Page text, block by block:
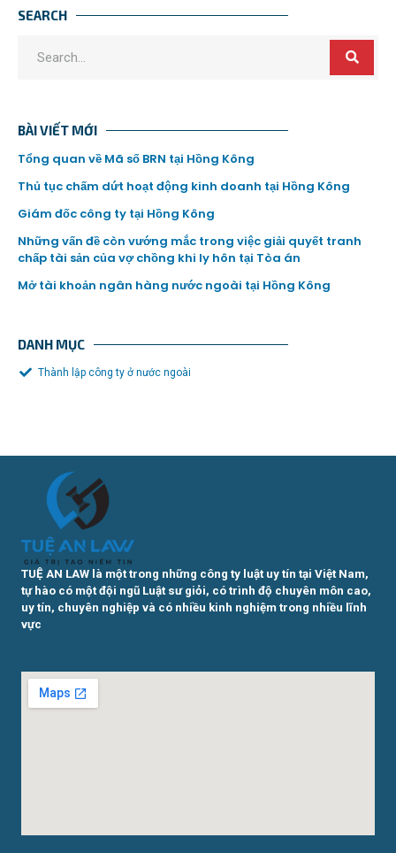
SEARCH
BÀI VIẾT MỚI
Tổng quan về Mã số BRN tại Hồng Kông
Thủ tục chấm dứt hoạt động kinh doanh tại Hồng Kông
Giám đốc công ty tại Hồng Kông
Những vấn đề còn vướng mắc trong việc giải quyết tranh
chấp tài sản của vợ chồng khi ly hôn tại Tòa án
Mở tài khoản ngân hàng nước ngoài tại Hồng Kông
DANH MỤC
Thành lập công ty ở nước ngoài
TUỆ AN LAW là một trong những công ty luật uy tín tại Việt Nam,
tự hào có một đội ngũ Luật sư giỏi, có trình độ chuyên môn cao,
uy tín, chuyên nghiệp và có nhiều kinh nghiệm trong nhiều lĩnh
vực